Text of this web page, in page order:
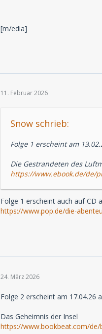
[m/edia]
11. Februar 2026
Snow schrieb:
Folge 1 erscheint am
Die Gestrandeten des
https://www.ebook.de/de/
Folge 1 erscheint auch auf CD
https://www.pop.de/die-
24. März 2026
Folge 2 erscheint am 17.04.26
Das Geheimnis der Insel
https://www.bookbeat.com/